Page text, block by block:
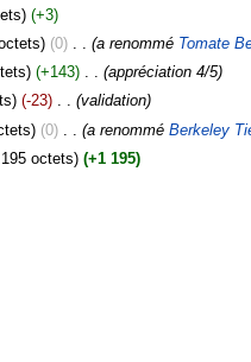
(+3)
(0) (a renommé Tomate
(+143) . . (appréciation 4/5)
(-23) . . (validation)
(0) (a renomméBerkeley
octets) (+1 195)